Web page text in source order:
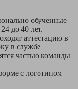
обученные
до 40 лет.
аттестацию в
в службе
частью команды
с логотипом